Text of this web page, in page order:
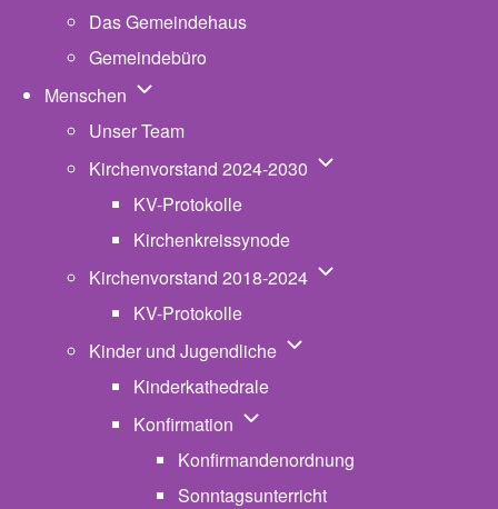
Das Gemeindehaus
Gemeindebüro
Menschen Unternavigation von Menschen
Unser Team
Kirchenvorstand 2024-2030 Unternavigation von
KV-Protokolle
Kirchenkreissynode
Kirchenvorstand 2018-2024 Unternavigation von
KV-Protokolle
Kinder und Jugendliche Unternavigation von
Kinderkathedrale
Konfirmation Unternavigation von
Konfirmandenordnung
Sonntagsunterricht